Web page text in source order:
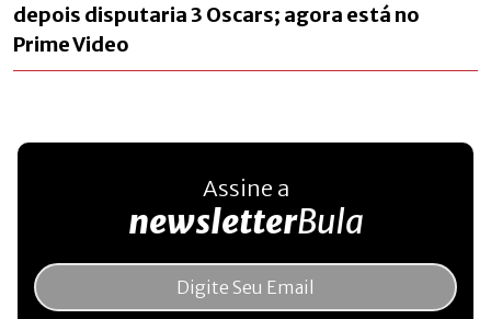
depois disputaria 3 Oscars; agora está no
Prime Video
Assine a
newsletterBula